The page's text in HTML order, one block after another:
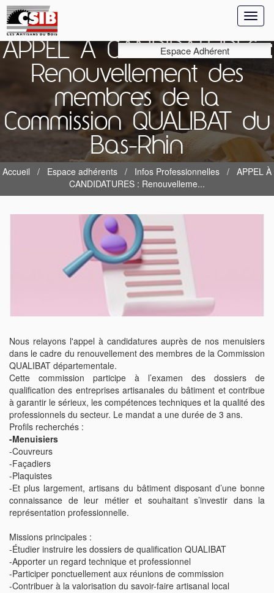
Espace Adhérent
APPEL À CANDIDATURES :
Renouvellement des
membres de la
Commission QUALIBAT du
Bas-Rhin
Accueil Espace adhérents Infos Professionnelles
APPEL À
CANDIDATURES : Renouvelleme...
Nous relayons l'appel à candidatures auprès de nos menuisiers
dans le cadre du renouvellement des membres de la Commission
QUALIBAT départementale.
Cette commission participe à l’examen des dossiers de
qualification des entreprises artisanales du bâtiment et contribue
à garantir le sérieux, les compétences techniques et la qualité des
professionnels du secteur. Le mandat a une durée de 3 ans.
Profils recherchés :
-Menuisiers
-Couvreurs
-Façadiers
-Plaquistes
-Et plus largement, artisans du bâtiment disposant d’une bonne
connaissance de leur métier et souhaitant s’investir dans la
représentation professionnelle.
Missions principales :
-Étudier instruire les dossiers de qualification QUALIBAT
-Apporter un regard technique et professionnel
-Participer ponctuellement aux réunions de commission
-Contribuer à la valorisation du savoir-faire artisanal local